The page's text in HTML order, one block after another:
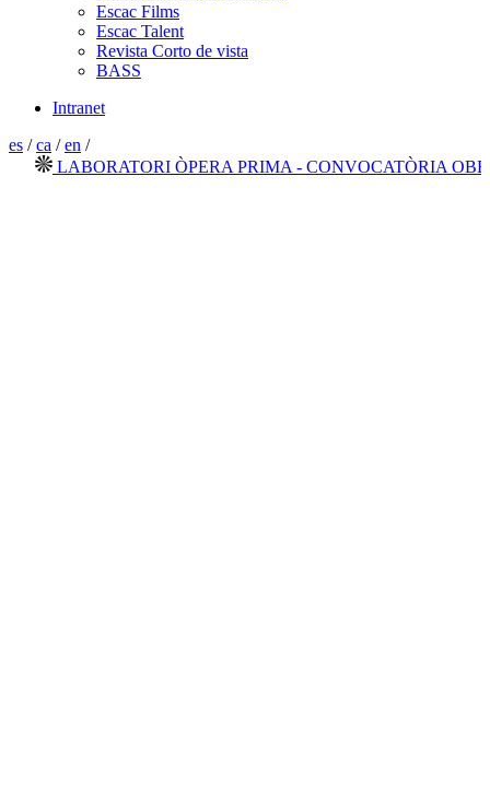
Escac Films
Escac Talent
Revista Corto de vista
BASS
Intranet
es /ca /en /
LABORATORI ÒPERA PRIMA - CONVOCATÒRIA